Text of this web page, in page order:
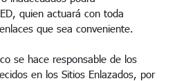
quien actuará con toda
que sea conveniente.
se hace responsable de los
en los Sitios Enlazados, por